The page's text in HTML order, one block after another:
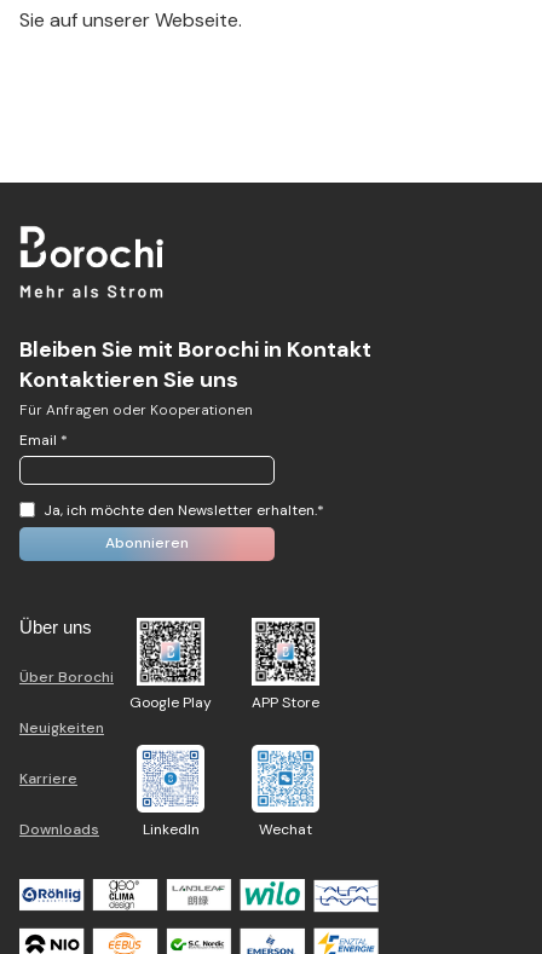
Sie auf unserer Webseite.
Bleiben Sie mit Borochi in Kontakt
Kontaktieren Sie uns
Für Anfragen oder Kooperationen
Email *
Ja, ich möchte den Newsletter erhalten.*
Über uns
Über Borochi
Neuigkeiten
Karriere
Downloads
Google Play APP Store
LinkedIn Wechat